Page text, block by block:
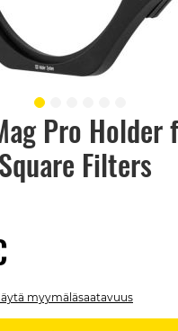
Pro Holder
Filters
myymäläsaatavuus